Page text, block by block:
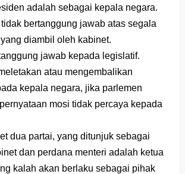
adalah sebagai kepala negara.
bertanggung jawab atas segala
diambil oleh kabinet.
jawab kepada legislatif.
atau mengembalikan
kepala negara, jika parlemen
mosi tidak percaya kepada
dua partai, yang ditunjuk sebagai
dan perdana menteri adalah ketua
kalah akan berlaku sebagai pihak